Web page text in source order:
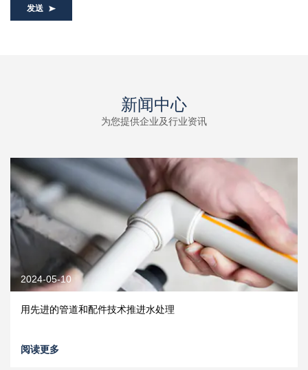
发送
新闻中心
为您提供企业及行业资讯
2024-05-10
用先进的管道和配件技术推进水处理
阅读更多